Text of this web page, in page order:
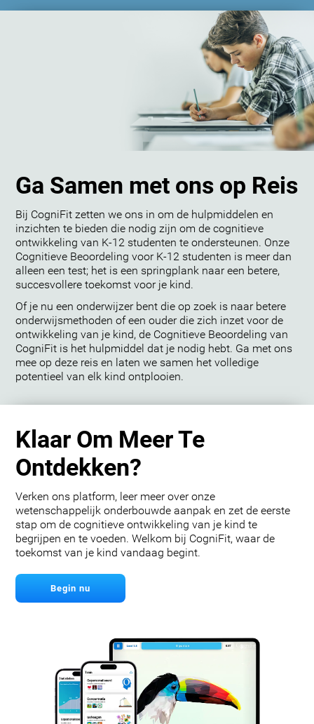
Ga Samen met ons op Reis
Bij CogniFit zetten we ons in om de hulpmiddelen en
inzichten te bieden die nodig zijn om de cognitieve
ontwikkeling van K-12 studenten te ondersteunen. Onze
Cognitieve Beoordeling voor K-12 studenten is meer dan
alleen een test; het is een springplank naar een betere,
succesvollere toekomst voor je kind.
Of je nu een onderwijzer bent die op zoek is naar betere
onderwijsmethoden of een ouder die zich inzet voor de
ontwikkeling van je kind, de Cognitieve Beoordeling van
CogniFit is het hulpmiddel dat je nodig hebt. Ga met ons
mee op deze reis en laten we samen het volledige
potentieel van elk kind ontplooien.
Klaar Om Meer Te
Ontdekken?
Verken ons platform, leer meer over onze
wetenschappelijk onderbouwde aanpak en zet de eerste
stap om de cognitieve ontwikkeling van je kind te
begrijpen en te voeden. Welkom bij CogniFit, waar de
toekomst van je kind vandaag begint.
Begin nu